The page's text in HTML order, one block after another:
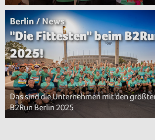
Berlin / News
"Die Fittesten" beim
2025!
Das sind die Unternehmen mit den
B2Run Berlin 2025